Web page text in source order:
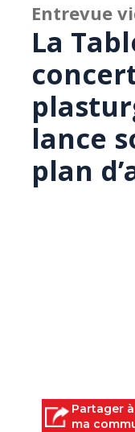
Entrevue
La
lance
plan
Partager à
ma